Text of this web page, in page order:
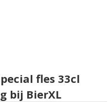
fles 33cl
bij BierXL